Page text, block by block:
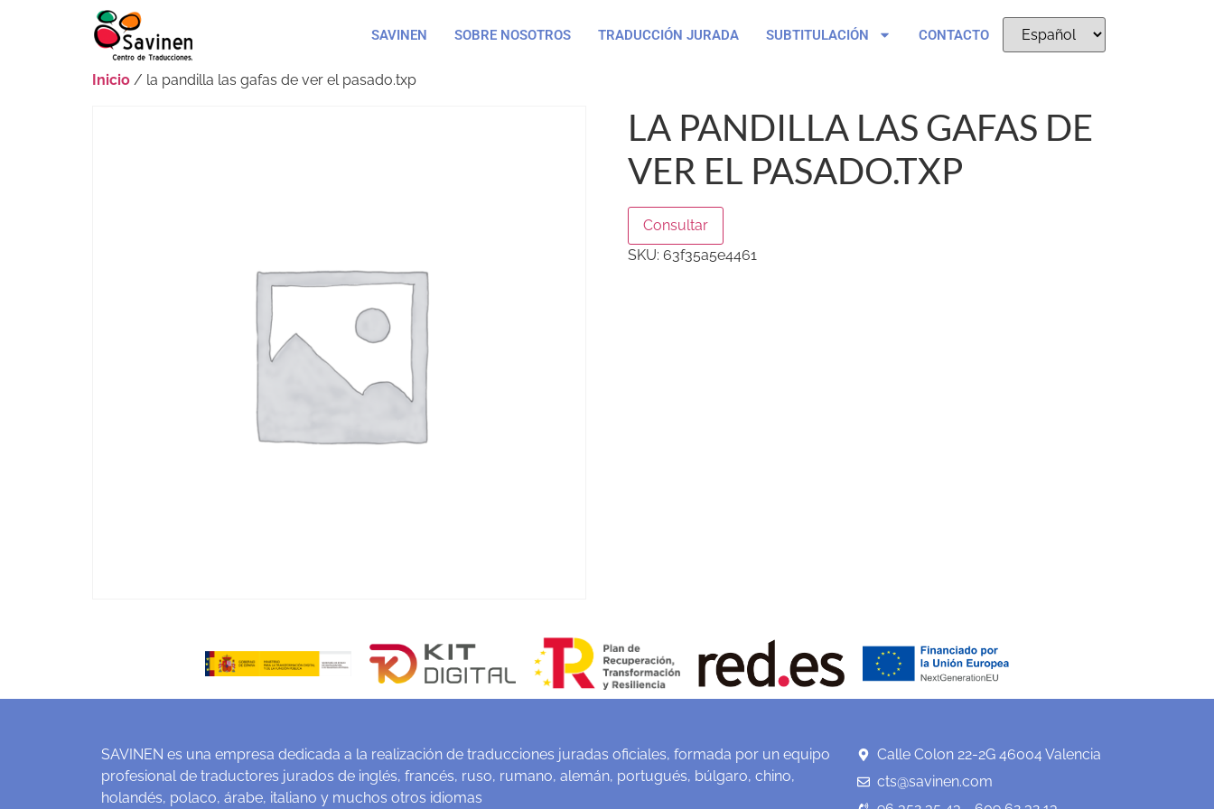
SAVINEN SOBRE NOSOTROS TRADUCCIÓN JURADA SUBTITULACIÓN CONTACTO
Inicio / la pandilla las gafas de ver el pasado.txp
LA PANDILLA LAS GAFAS DE
VER EL PASADO.TXP
Consultar
SKU: 63f35a5e4461
SAVINEN es una empresa dedicada a la realización de traducciones juradas oficiales, formada por un equipo
profesional de traductores jurados de inglés, francés, ruso, rumano, alemán, portugués, búlgaro, chino,
holandés, polaco, árabe, italiano y muchos otros idiomas
Calle Colon 22-2G 46004 Valencia
cts@savinen.com